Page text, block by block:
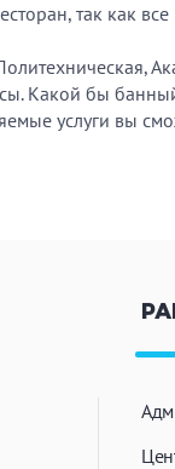
так как все
Какой бы
услуги вы